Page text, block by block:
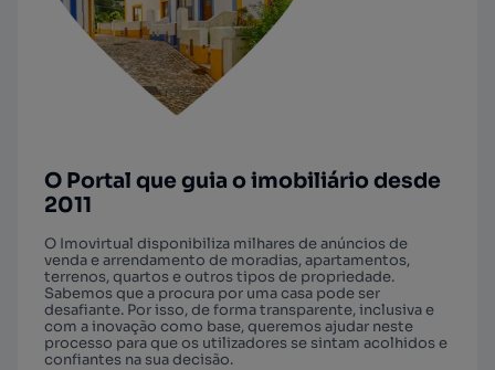
O Portal que guia o imobiliário desde
2011
O Imovirtual disponibiliza milhares de anúncios de
venda e arrendamento de moradias, apartamentos,
terrenos, quartos e outros tipos de propriedade.
Sabemos que a procura por uma casa pode ser
desafiante. Por isso, de forma transparente, inclusiva e
com a inovação como base, queremos ajudar neste
processo para que os utilizadores se sintam acolhidos e
confiantes na sua decisão.